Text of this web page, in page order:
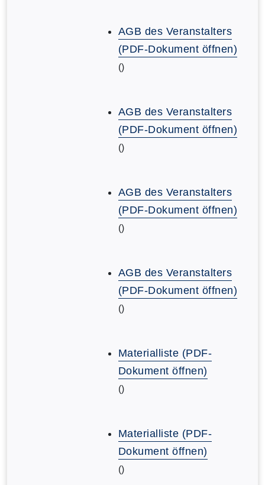
AGB des Veranstalters
(PDF-Dokument öffnen)
()
AGB des Veranstalters
(PDF-Dokument öffnen)
()
AGB des Veranstalters
(PDF-Dokument öffnen)
()
AGB des Veranstalters
(PDF-Dokument öffnen)
()
Materialliste (PDF-
Dokument öffnen)
()
Materialliste (PDF-
Dokument öffnen)
()